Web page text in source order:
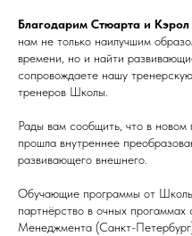
Благодарим Стюарта и Кэрол
нам не только наилучшим
времени, но и найти
сопровождаете нашу
тренеров Школы.
Рады вам сообщить, что в
прошла внутреннее
развивающего внешнего.
Обучающие программы от
партнёрство в очных прогаммах
Менеджмента (Санкт-